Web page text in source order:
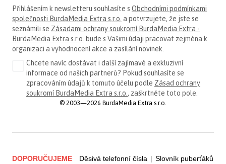
Přihlášením k newsletteru souhlasíte s Obchodními podmínkami
společnosti BurdaMedia Extra s.r.o. a potvrzujete, že jste se
seznámili se Zásadami ochrany soukromí BurdaMedia Extra -
BurdaMedia Extra s.r.o. bude s Vašimi údaji pracovat zejména k
organizaci a vyhodnocení akce a zasílání novinek.
Chcete navíc dostávat i další zajímavé a exkluzivní
informace od našich partnerů? Pokud souhlasíte se
zpracováním údajů k tomuto účelu podle Zásad ochrany
soukromí BurdaMedia Extra s.r.o. , zaškrtněte toto pole.
© 2003—2026 BurdaMedia Extra s.r.o.
DOPORUČUJEME Děsivá telefonní čísla | Slovník puberťáků